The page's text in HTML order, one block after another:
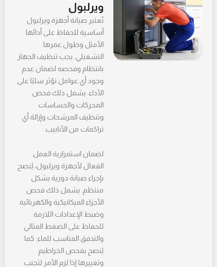
ويرلبول
تُعتبر صيانة أجهزة ويرلبول
أساسية للحفاظ على أدائها
الأمثل وطول عمرها
التشغيلي. يجب تنظيف الجهاز
بانتظام وفحصه لضمان عدم
وجود أي عوامل تؤثر سلبًا على
الأداء. يشمل ذلك فحص
المحركات والحساسات
وتنظيف المرشحات وإزالة أي
تراكمات من الأنابيب.
لضمان استمرارية العمل
الفعال لأجهزة ويرلبول، يُنصح
بإجراء صيانة دورية بشكل
منتظم. يشمل ذلك فحص
الأجزاء الميكانيكية والكهربائية
وضبط الإعدادات اللازمة
للحفاظ على الضغط المثالي
والتدفق المناسب للماء. كما
يُنصح بفحص الخراطيم
وتغييرها إذا لزم الأمر لتجنب